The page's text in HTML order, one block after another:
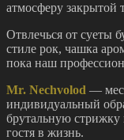
атмосферу закрытой
Отвлечься от суеты
стиле рок, чашка
пока наш
Mr. Nechvolod —
индивидуальный
брутальную
гостя в жизнь.